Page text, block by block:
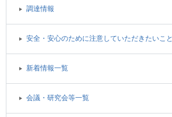
調達情報
安全・安心のために注意していただきたいこと
新着情報一覧
会議・研究会等一覧